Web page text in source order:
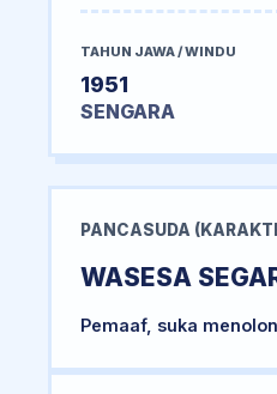
TAHUN JAWA / WINDU
1951
SENGARA
PANCASUDA
WASESA
Pemaaf, suka